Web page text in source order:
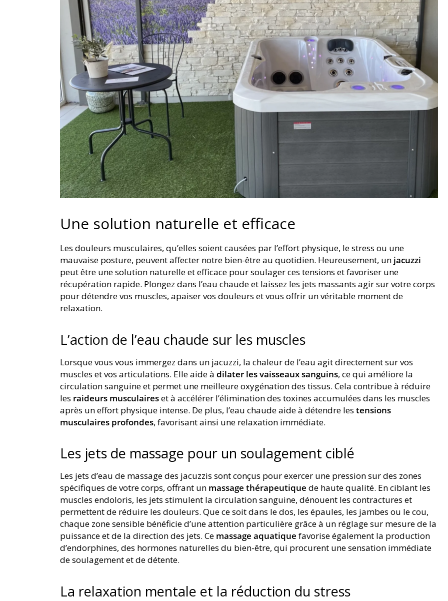
Une solution naturelle et efficace
Les douleurs musculaires, qu’elles soient causées par l’effort physique, le stress ou une
mauvaise posture, peuvent affecter notre bien-être au quotidien. Heureusement, un jacuzzi
peut être une solution naturelle et efficace pour soulager ces tensions et favoriser une
récupération rapide. Plongez dans l’eau chaude et laissez les jets massants agir sur votre corps
pour détendre vos muscles, apaiser vos douleurs et vous offrir un véritable moment de
relaxation.
L’action de l’eau chaude sur les muscles
Lorsque vous vous immergez dans un jacuzzi, la chaleur de l’eau agit directement sur vos
muscles et vos articulations. Elle aide àdilater les vaisseaux sanguins, ce qui améliore la
circulation sanguine et permet une meilleure oxygénation des tissus. Cela contribue à réduire
les raideurs musculaireset à accélérer l’élimination des toxines accumulées dans les muscles
après un effort physique intense. De plus, l’eau chaude aide à détendre lestensions
musculaires profondes, favorisant ainsi une relaxation immédiate.
Les jets de massage pour un soulagement ciblé
Les jets d’eau de massage des jacuzzis sont conçus pour exercer une pression sur des zones
spécifiques de votre corps, offrant un massage thérapeutique de haute qualité. En ciblant les
muscles endoloris, les jets stimulent la circulation sanguine, dénouent les contractures et
permettent de réduire les douleurs. Que ce soit dans le dos, les épaules, les jambes ou le cou,
chaque zone sensible bénéficie d’une attention particulière grâce à un réglage sur mesure de la
puissance et de la direction des jets. Ce massage aquatique favorise également la production
d’endorphines, des hormones naturelles du bien-être, qui procurent une sensation immédiate
de soulagement et de détente.
La relaxation mentale et la réduction du stress